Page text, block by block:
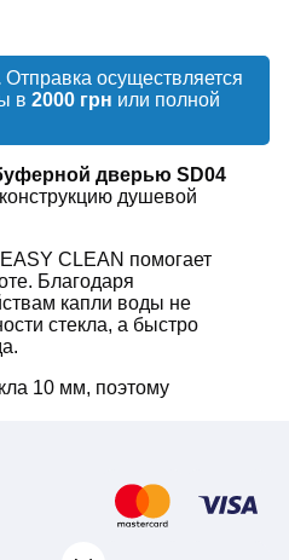
Отправка осуществляется
в 2000 грн или полной
дверью SD04
душевой
CLEAN помогает
Благодаря
капли воды не
стекла, а быстро
10 мм, поэтому